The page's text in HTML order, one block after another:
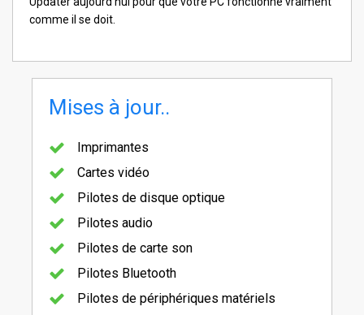
comme il se doit.
Mises à jour..
Imprimantes
Cartes vidéo
Pilotes de disque optique
Pilotes audio
Pilotes de carte son
Pilotes Bluetooth
Pilotes de périphériques matériels